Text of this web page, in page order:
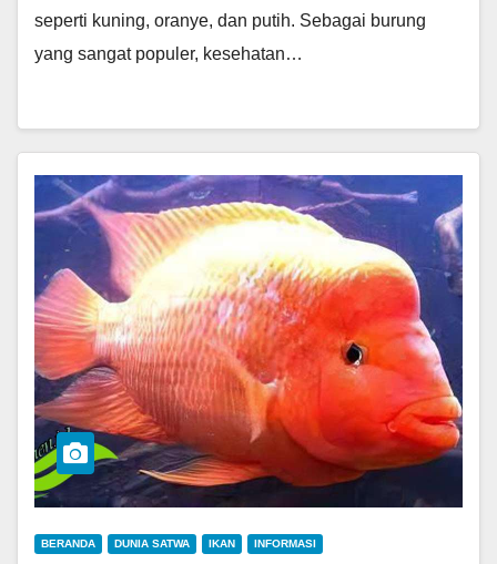
seperti kuning, oranye, dan putih. Sebagai burung
yang sangat populer, kesehatan…
BERANDA DUNIA SATWA IKAN INFORMASI